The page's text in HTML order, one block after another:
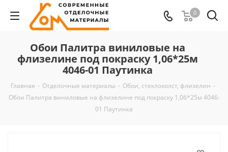
0
Обои Палитра виниловые на
флизелине под покраску 1,06*25м
4046-01 Паутинка
Главная - Отделочные материалы - Обои, стеклохолст, флизелин -
Обои Палитра виниловые на флизелине под покраску 1,06*25м 4046-
01 Паутинка